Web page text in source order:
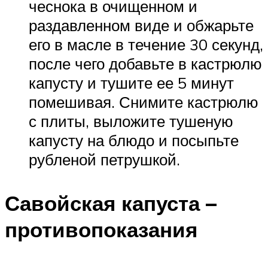
чеснока в очищенном и
раздавленном виде и обжарьте
его в масле в течение 30 секунд,
после чего добавьте в кастрюлю
капусту и тушите ее 5 минут
помешивая. Снимите кастрюлю
с плиты, выложите тушеную
капусту на блюдо и посыпьте
рубленой петрушкой.
Савойская капуста –
противопоказания